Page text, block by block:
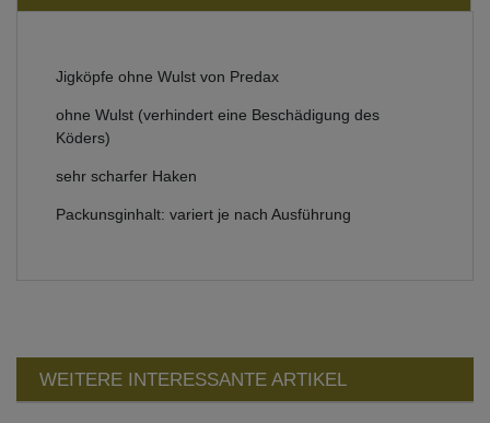
Jigköpfe ohne Wulst von Predax
ohne Wulst (verhindert eine Beschädigung des
Köders)
sehr scharfer Haken
Packunsginhalt: variert je nach Ausführung
WEITERE INTERESSANTE ARTIKEL